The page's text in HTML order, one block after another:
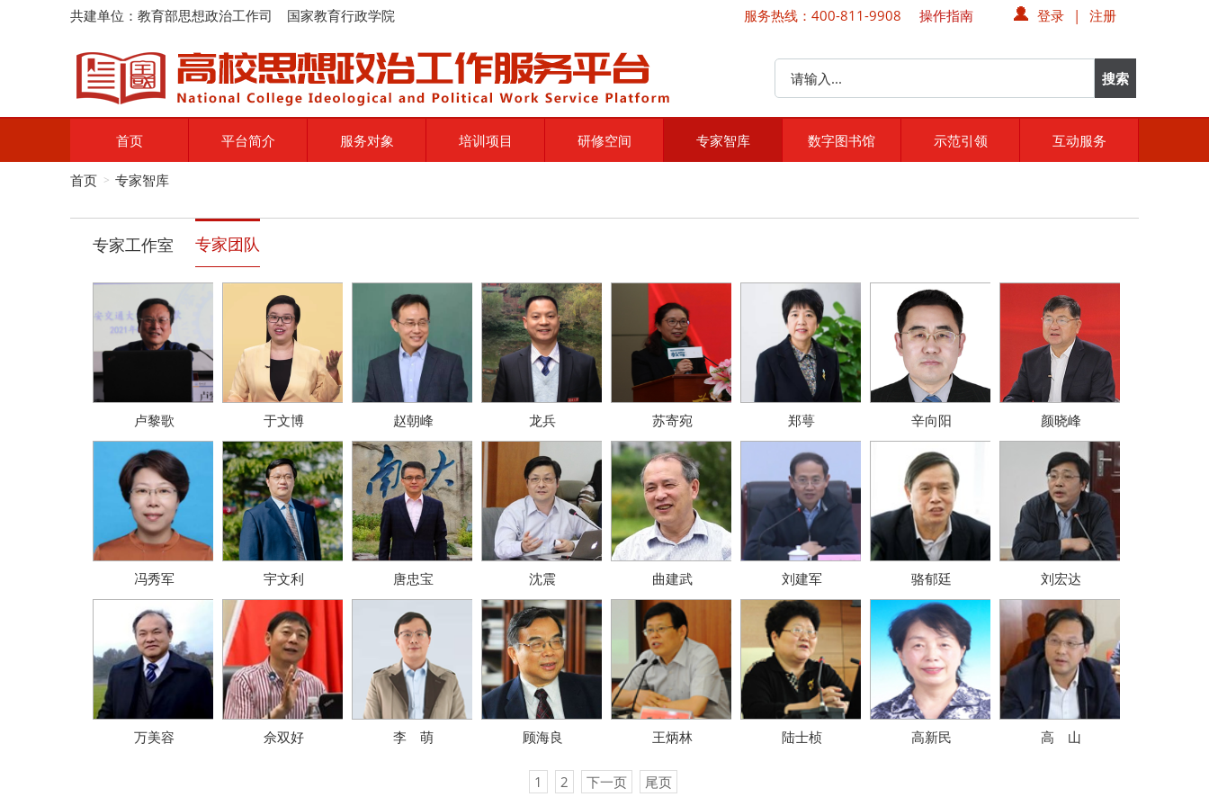
共建单位：教育部思想政治工作司 国家教育行政学院 登录 | 注册
服务热线：400-811-9908 操作指南
首页 平台简介 服务对象 培训项目 研修空间 专家智库 数字图书馆 示范引领 互动服务
首页 > 专家智库
专家工作室 专家团队
卢黎歌 于文博 赵朝峰 龙兵 苏寄宛 郑萼 辛向阳 颜晓峰
冯秀军 宇文利 唐忠宝 沈震 曲建武 刘建军 骆郁廷 刘宏达
万美容 佘双好 李 萌 顾海良 王炳林 陆士桢 高新民 高 山
1 2 下一页 尾页